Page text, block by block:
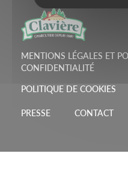
l’article
MENTIONS LÉGALES ET
CONFIDENTIALITÉ
POLITIQUE DE COOKIES
PRESSE CONTACT